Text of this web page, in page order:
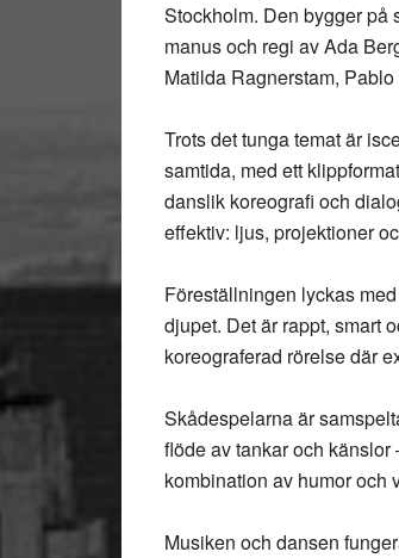
Stockholm. Den bygger på
manus och regi av Ada
Matilda Ragnerstam,
Trots det tunga temat är
samtida, med ett
danslik koreografi och
effektiv: ljus, projektioner
Föreställningen lyckas
djupet. Det är rappt, smart
koreograferad rörelse där
Skådespelarna är
flöde av tankar och
kombination av humor och
Musiken och dansen